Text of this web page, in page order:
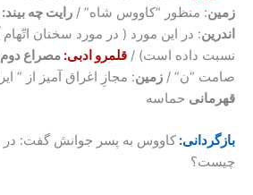
زمین: منظور “کاووس شاه” / رایت چه بیند:
اندرین: در این مورد ( در مورد سخنان اتّهام
نسبت داده است) / قلمرو ادبی: مصراع دوم
صامت “ن” / زمین: مجازِ اغراق آمیز از ”
قهرمانی حماسه
بازگردانی: کاووس به پسر جوانش گفت: در
چیست؟